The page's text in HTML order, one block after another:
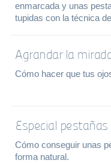
enmarcada y unas
tupidas con la técnica
Agrandar la
Cómo hacer que tus
Especial pestañas
Cómo conseguir unas
forma natural.